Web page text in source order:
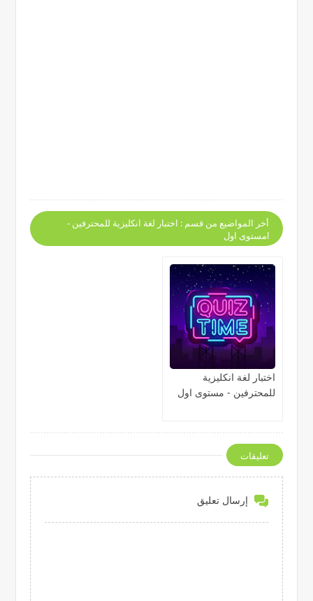
أخر المواضيع من قسم : اختبار لغة انكليزية للمحترفين -
lمستوى اول
اختبار لغة انكليزية
للمحترفين - مستوى اول
تعليقات
إرسال تعليق